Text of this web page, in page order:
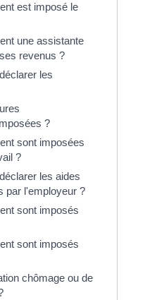
est imposé le
une assistante
revenus ?
les
?
sont imposées
?
les aides
par l'employeur ?
sont imposés
sont imposés
chômage ou de